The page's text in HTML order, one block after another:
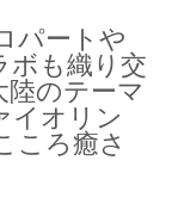
パートや
も織り交
のテーマ
オリン
ころ癒さ